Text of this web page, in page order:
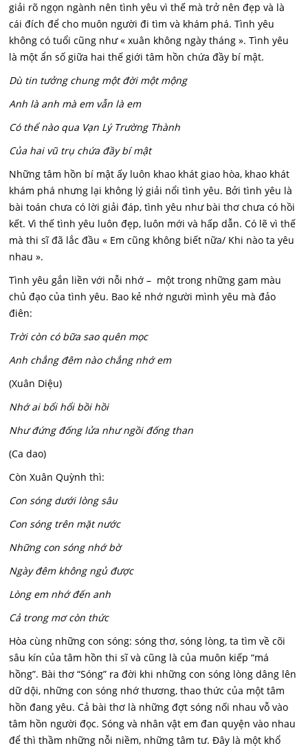
giải rõ ngọn ngành nên tình yêu vì thế mà trở nên đẹp và là
cái đích để cho muôn người đi tìm và khám phá. Tình yêu
không có tuổi cũng như « xuân không ngày tháng ». Tình yêu
là một ẩn số giữa hai thế giới tâm hồn chứa đầy bí mật.
Dù tin tưởng chung một đời một mộng
Anh là anh mà em vẫn là em
Có thể nào qua Vạn Lý Trường Thành
Của hai vũ trụ chứa đầy bí mật
Những tâm hồn bí mật ấy luôn khao khát giao hòa, khao khát
khám phá nhưng lại không lý giải nổi tình yêu. Bởi tình yêu là
bài toán chưa có lời giải đáp, tình yêu như bài thơ chưa có hồi
kết. Vì thế tình yêu luôn đẹp, luôn mới và hấp dẫn. Có lẽ vì thế
mà thi sĩ đã lắc đầu « Em cũng không biết nữa/ Khi nào ta yêu
nhau ».
Tình yêu gắn liền với nỗi nhớ – một trong những gam màu
chủ đạo của tình yêu. Bao kẻ nhớ người mình yêu mà đảo
điên:
Trời còn có bữa sao quên mọc
Anh chẳng đêm nào chẳng nhớ em
(Xuân Diệu)
Nhớ ai bổi hổi bồi hồi
Như đứng đống lửa như ngồi đống than
(Ca dao)
Còn Xuân Quỳnh thì:
Con sóng dưới lòng sâu
Con sóng trên mặt nước
Những con sóng nhớ bờ
Ngày đêm không ngủ được
Lòng em nhớ đến anh
Cả trong mơ còn thức
Hòa cùng những con sóng: sóng thơ, sóng lòng, ta tìm về cõi
sâu kín của tâm hồn thi sĩ và cũng là của muôn kiếp “má
hồng”. Bài thơ “Sóng” ra đời khi những con sóng lòng dâng lên
dữ dội, những con sóng nhớ thương, thao thức của một tâm
hồn đang yêu. Cả bài thơ là những đợt sóng nối nhau vỗ vào
tâm hồn người đọc. Sóng và nhân vật em đan quyện vào nhau
để thì thầm những nỗi niềm, những tâm tư. Đây là một khổ